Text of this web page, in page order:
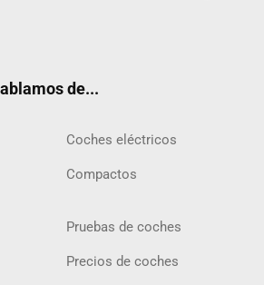
de...
Coches eléctricos
Compactos
Pruebas de coches
Precios de coches